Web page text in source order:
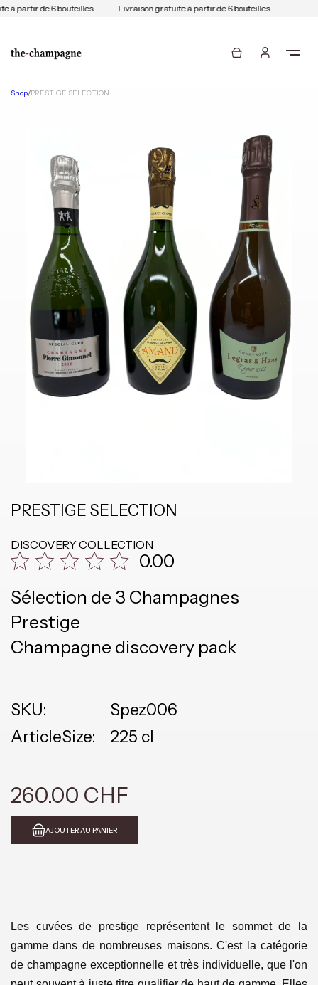
à partir de 6 bouteilles Livraison gratuite à partir de 6 bouteilles
Shop/PRESTIGE SELECTION
PRESTIGE SELECTION
DISCOVERY COLLECTION
0.00
Sélection de 3 Champagnes
Prestige
Champagne discovery pack
SKU:
Spez006
ArticleSize:
225 cl
260.00 CHF
AJOUTER AU PANIER
Les cuvées de prestige représentent le sommet de la
gamme dans de nombreuses maisons. C'est la catégorie
de champagne exceptionnelle et très individuelle, que l'on